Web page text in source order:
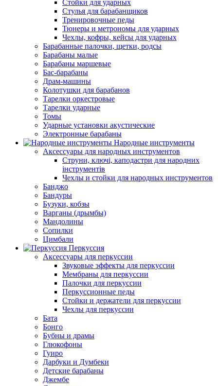
Стойки для ударных
Стулья для барабанщиков
Тренировочные педы
Тюнеры и метрономы для ударных
Чехлы, кофры, кейсы для ударных
Барабанные палочки, щетки, родсы
Барабаны малые
Барабаны маршевые
Бас-барабаны
Драм-машины
Колотушки для барабанов
Тарелки оркестровые
Тарелки ударные
Томы
Ударные установки акустические
Электронные барабаны
Народные инструменты
Аксессуары для народных инструментов
Струни, ключі, каподастри для народних
інструментів
Чехлы и стойки для народных инструментов
Банджо
Бандуры
Бузуки, кобзы
Варганы (дрымбы)
Мандолины
Сопилки
Цимбали
Перкуссия
Аксессуары для перкуссии
Звуковые эффекты для перкуссии
Мембраны для перкуссии
Палочки для перкуссии
Перкуссионные педы
Стойки и держатели для перкуссии
Чехлы для перкуссии
Бата
Бонго
Бубны и драмы
Глюкофоны
Гуиро
Дарбуки и Думбеки
Детские барабаны
Джембе